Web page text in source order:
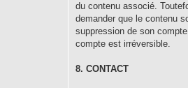
du contenu associé.
demander que le contenu
suppression de son
compte est irréversible.
8. CONTACT